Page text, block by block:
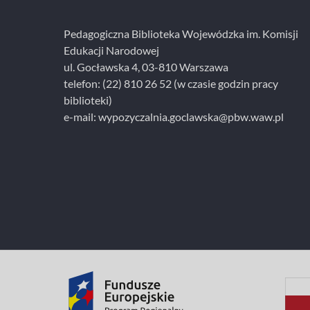
Pedagogiczna Biblioteka Wojewódzka im. Komisji
Edukacji Narodowej
ul. Gocławska 4, 03-810 Warszawa
telefon: (22) 810 26 52 (w czasie godzin pracy
biblioteki)
e-mail: wypozyczalnia.goclawska@pbw.waw.pl